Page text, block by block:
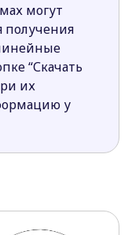
части
есть
образной
тем самым
гостиной.
открытой
в
с трех сторон,
могут
получения
“Скачать
их
у